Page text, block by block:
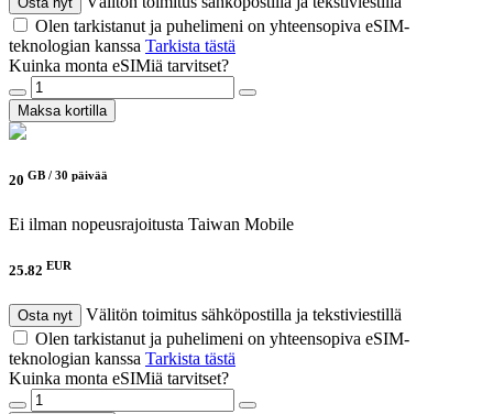
Olen tarkistanut ja puhelimeni on yhteensopiva eSIM-
teknologian kanssa Tarkista tästä
Kuinka monta eSIMiä tarvitset?
Maksa kortilla
20 GB / 30 päivää
Ei ilman nopeusrajoitusta Taiwan Mobile
25.82 EUR
Osta nyt
Välitön toimitus sähköpostilla ja tekstiviestillä
Olen tarkistanut ja puhelimeni on yhteensopiva eSIM-
teknologian kanssa Tarkista tästä
Kuinka monta eSIMiä tarvitset?